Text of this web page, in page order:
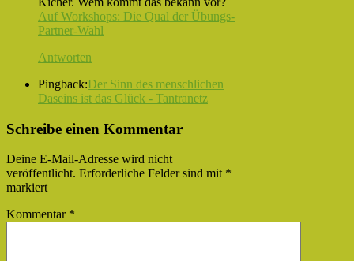
Auf Workshops: Die Qual der Übungs-
Partner-Wahl
Antworten
Pingback:Der Sinn des menschlichen
Daseins ist das Glück - Tantranetz
Schreibe einen Kommentar
Deine E-Mail-Adresse wird nicht
veröffentlicht. Erforderliche Felder sind mit *
markiert
Kommentar *